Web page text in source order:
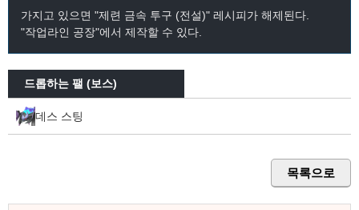
가지고 있으면 "제련 금속 투구 (전설)" 레시피가 해제된다.
"작업라인 공장"에서 제작할 수 있다.
드롭하는 팰 (보스)
데스 스팅
목록으로